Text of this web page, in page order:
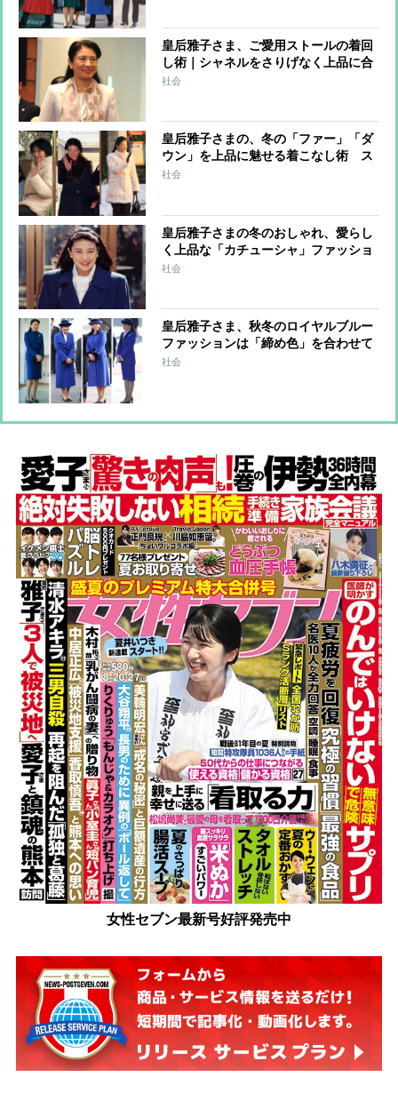
皇后雅子さま、ご愛用ストールの着回
し術｜シャネルをさりげなく上品に合
わせるコーデ
社会
皇后雅子さまの、冬の「ファー」「ダ
ウン」を上品に魅せる着こなし術 ス
タイリストが解説
社会
皇后雅子さまの冬のおしゃれ、愛らし
く上品な「カチューシャ」ファッショ
ンをプレイバック
社会
皇后雅子さま、秋冬のロイヤルブルー
ファッションは「締め色」を合わせて
エレガントな着こなしに
社会
女性セブン最新号好評発売中